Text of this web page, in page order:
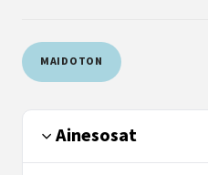
MAIDOTON
Ainesosat